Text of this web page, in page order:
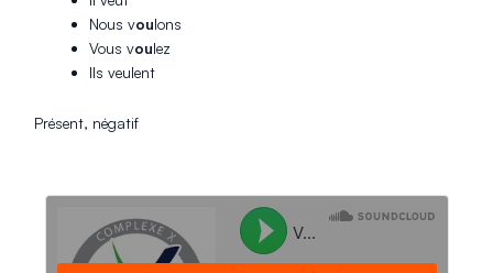
Nous voulons
Vous voulez
Ils veulent
Présent, négatif